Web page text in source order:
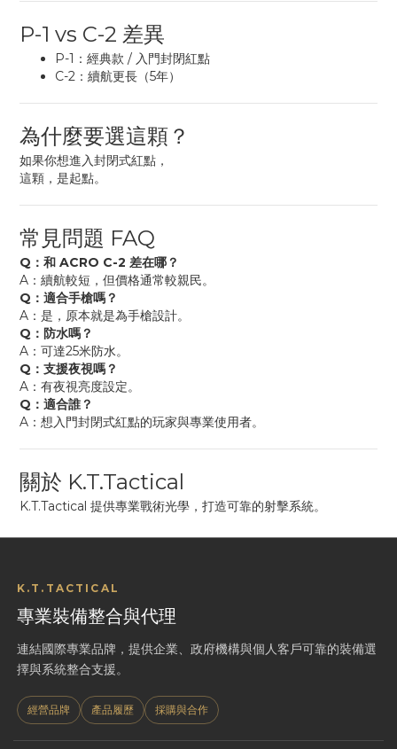
P-1 vs C-2 差異
P-1：經典款 / 入門封閉紅點
C-2：續航更長（5年）
為什麼要選這顆？
如果你想進入封閉式紅點，
這顆，是起點。
常見問題 FAQ
Q：和 ACRO C-2 差在哪？
A：續航較短，但價格通常較親民。
Q：適合手槍嗎？
A：是，原本就是為手槍設計。
Q：防水嗎？
A：可達25米防水。
Q：支援夜視嗎？
A：有夜視亮度設定。
Q：適合誰？
A：想入門封閉式紅點的玩家與專業使用者。
關於 K.T.Tactical
K.T.Tactical 提供專業戰術光學，打造可靠的射擊系統。
K.T.TACTICAL
專業裝備整合與代理
連結國際專業品牌，提供企業、政府機構與個人客戶可靠的裝備選
擇與系統整合支援。
經營品牌 產品履歷 採購與合作